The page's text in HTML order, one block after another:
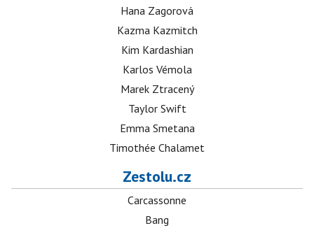
Hana Zagorová
Kazma Kazmitch
Kim Kardashian
Karlos Vémola
Marek Ztracený
Taylor Swift
Emma Smetana
Timothée Chalamet
Zestolu.cz
Carcassonne
Bang